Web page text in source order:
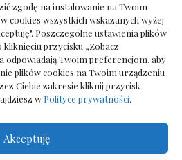
zgodę na instalowanie na Twoim
cookies wszystkich wskazanych wyżej
Poszczególne ustawienia plików
przycisku „Zobacz
odpowiadają Twoim preferencjom, aby
plików cookies na Twoim urządzeniu
Ciebie zakresie kliknij przycisk
w Polityce prywatności.
Akceptuję